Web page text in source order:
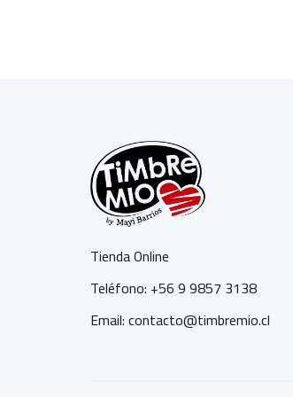
Tienda Online
Teléfono: +56 9 9857 3138
Email: contacto@timbremio.cl